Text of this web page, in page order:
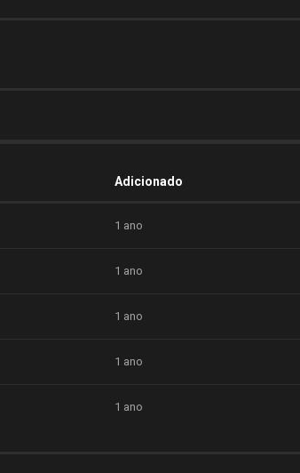
Adicionado
1 ano
1 ano
1 ano
1 ano
1 ano